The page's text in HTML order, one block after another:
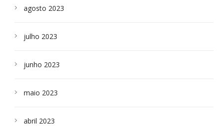
agosto 2023
julho 2023
junho 2023
maio 2023
abril 2023